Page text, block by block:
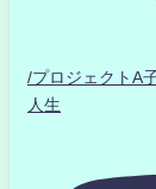
/プロジェクトA
人生